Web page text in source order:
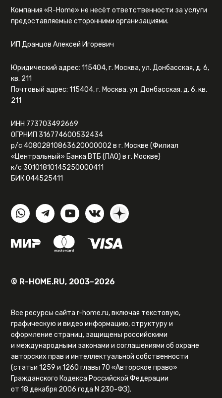
Компания «R-Home» не несёт ответственности за услуги
предоставляемые сторонними организациями.
ИП Дранцов Алексей Игоревич
Юридический адрес: 115404, г. Москва, ул. Донбасская, д. 6,
кв. 211
Почтовый адрес: 115404, г. Москва, ул. Донбасская, д. 6, кв.
211
ИНН 773703492669
ОГРНИП 316774600532434
р/с 40802810863620000002 в г. Москве (Филиал
«Центральный» Банка ВТБ (ПАО) в г. Москве)
к/с 30101810145250000411
БИК 044525411
© R-HOME.RU, 2003–2026
Все ресурсы сайта r-home.ru, включая текстовую,
графическую и видео информацию, структуру и
оформление страниц, защищены российскими
и международными законами и соглашениями об охране
авторских прав и интеллектуальной собственности
(статьи 1259 и 1260 главы 70 «Авторское право»
Гражданского Кодекса Российской Федерации
от 18 декабря 2006 года N 230-ФЗ).